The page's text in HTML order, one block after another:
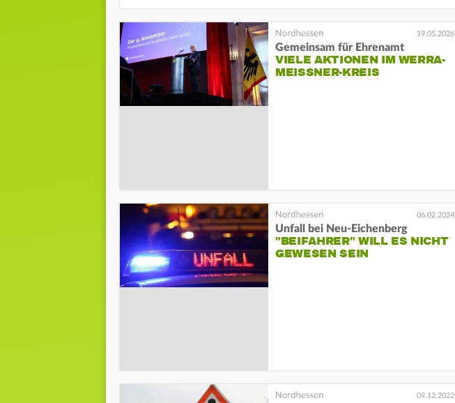
19.05.2026
Gemeinsam für Ehrenamt
VIELE AKTIONEN IM WERRA-
MEISSNER-KREIS
06.02.2024
Unfall bei Neu-Eichenberg
"BEIFAHRER" WILL ES NICHT
GEWESEN SEIN
09.12.2022